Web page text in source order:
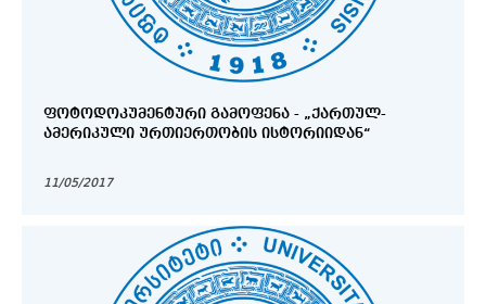
ᲤᲝᲢᲝᲓᲝᲙᲣᲛᲔᲜᲢᲣᲠᲘ ᲒᲐᲛᲝᲤᲔᲜᲐ - „ᲥᲐᲠᲗᲣᲚ-
ᲐᲛᲔᲠᲘᲙᲣᲚᲘ ᲣᲠᲗᲘᲔᲠᲗᲝᲑᲘᲡ ᲘᲡᲢᲝᲠᲘᲘᲓᲐᲜ“
11/05/2017